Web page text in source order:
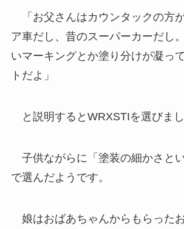
「お父さんはカウンタックの方
ア車だし、昔のスーパーカーだし
いマーキングとか塗り分けが凝っ
トだよ」
と説明するとWRXSTIを選びまし
子供ながらに「塗装の細かさとい
で選んだようです。
娘はおばあちゃんからもらった